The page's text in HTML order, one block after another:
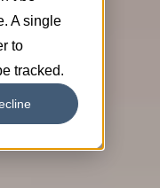
A single
to
tracked.